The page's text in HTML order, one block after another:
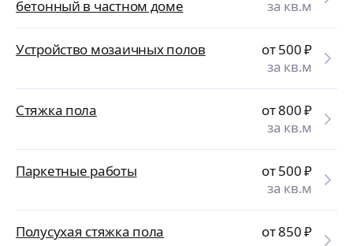
бетонный в частном доме
за кв.м
Устройство мозаичных полов от 500₽
за кв.м
Стяжка пола от 800₽
за кв.м
Паркетные работы от 500₽
за кв.м
Полусухая стяжка пола от 850₽